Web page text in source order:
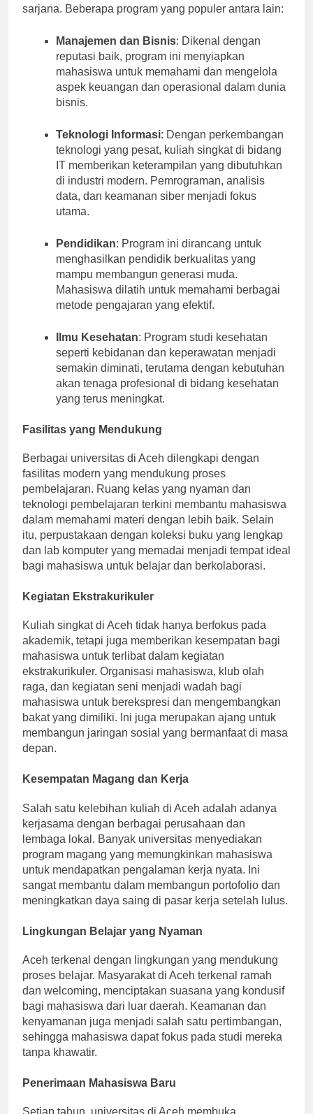
sarjana. Beberapa program yang populer antara lain:
Manajemen dan Bisnis: Dikenal dengan
reputasi baik, program ini menyiapkan
mahasiswa untuk memahami dan mengelola
aspek keuangan dan operasional dalam dunia
bisnis.
Teknologi Informasi: Dengan perkembangan
teknologi yang pesat, kuliah singkat di bidang
IT memberikan keterampilan yang dibutuhkan
di industri modern. Pemrograman, analisis
data, dan keamanan siber menjadi fokus
utama.
Pendidikan: Program ini dirancang untuk
menghasilkan pendidik berkualitas yang
mampu membangun generasi muda.
Mahasiswa dilatih untuk memahami berbagai
metode pengajaran yang efektif.
Ilmu Kesehatan: Program studi kesehatan
seperti kebidanan dan keperawatan menjadi
semakin diminati, terutama dengan kebutuhan
akan tenaga profesional di bidang kesehatan
yang terus meningkat.
Fasilitas yang Mendukung
Berbagai universitas di Aceh dilengkapi dengan
fasilitas modern yang mendukung proses
pembelajaran. Ruang kelas yang nyaman dan
teknologi pembelajaran terkini membantu mahasiswa
dalam memahami materi dengan lebih baik. Selain
itu, perpustakaan dengan koleksi buku yang lengkap
dan lab komputer yang memadai menjadi tempat ideal
bagi mahasiswa untuk belajar dan berkolaborasi.
Kegiatan Ekstrakurikuler
Kuliah singkat di Aceh tidak hanya berfokus pada
akademik, tetapi juga memberikan kesempatan bagi
mahasiswa untuk terlibat dalam kegiatan
ekstrakurikuler. Organisasi mahasiswa, klub olah
raga, dan kegiatan seni menjadi wadah bagi
mahasiswa untuk berekspresi dan mengembangkan
bakat yang dimiliki. Ini juga merupakan ajang untuk
membangun jaringan sosial yang bermanfaat di masa
depan.
Kesempatan Magang dan Kerja
Salah satu kelebihan kuliah di Aceh adalah adanya
kerjasama dengan berbagai perusahaan dan
lembaga lokal. Banyak universitas menyediakan
program magang yang memungkinkan mahasiswa
untuk mendapatkan pengalaman kerja nyata. Ini
sangat membantu dalam membangun portofolio dan
meningkatkan daya saing di pasar kerja setelah lulus.
Lingkungan Belajar yang Nyaman
Aceh terkenal dengan lingkungan yang mendukung
proses belajar. Masyarakat di Aceh terkenal ramah
dan welcoming, menciptakan suasana yang kondusif
bagi mahasiswa dari luar daerah. Keamanan dan
kenyamanan juga menjadi salah satu pertimbangan,
sehingga mahasiswa dapat fokus pada studi mereka
tanpa khawatir.
Penerimaan Mahasiswa Baru